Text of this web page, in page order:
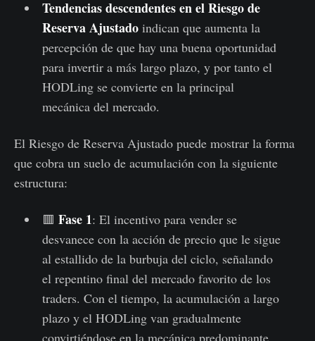
Tendencias descendentes en el Riesgo de
Reserva Ajustadoindican que aumenta la
percepción de que hay una buena oportunidad
para invertir a más largo plazo, y por tanto el
HODLing se convierte en la principal
mecánica del mercado.
El Riesgo de Reserva Ajustado puede mostrar la forma
que cobra un suelo de acumulación con la siguiente
estructura:
🟥 Fase 1: El incentivo para vender se
desvanece con la acción de precio que le sigue
al estallido de la burbuja del ciclo, señalando
el repentino final del mercado favorito de los
traders. Con el tiempo, la acumulación a largo
plazo y el HODLing van gradualmente